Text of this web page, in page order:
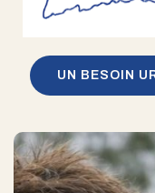
UN BESOIN